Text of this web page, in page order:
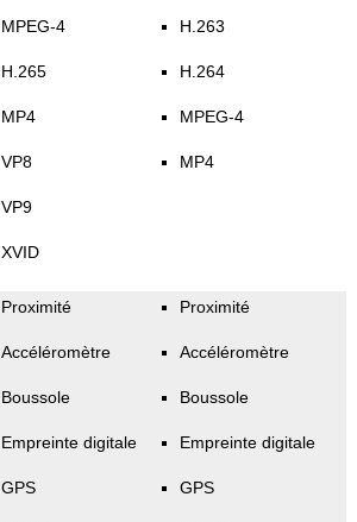
MPEG-4
H.265
MP4
VP8
VP9
XVID
H.263
H.264
MPEG-4
MP4
Proximité
Accéléromètre
Boussole
Empreinte digitale
GPS
Proximité
Accéléromètre
Boussole
Empreinte digitale
GPS